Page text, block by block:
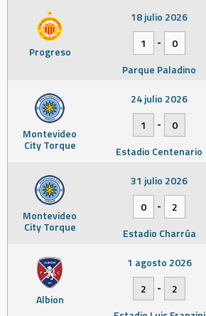
Progreso
18 julio 2026
1
-
0
Parque Paladino
Montevideo
City Torque
24 julio 2026
1
-
0
Estadio Centenario
Montevideo
City Torque
31 julio 2026
0
-
2
Estadio Charrúa
Albion
1 agosto 2026
2
-
2